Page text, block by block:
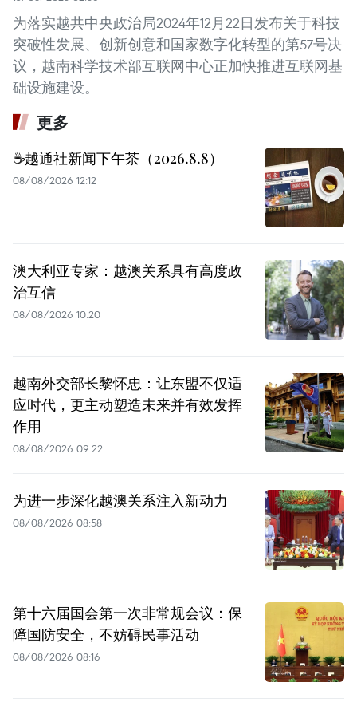
为落实越共中央政治局2024年12月22日发布关于科技
突破性发展、创新创意和国家数字化转型的第57号决
议，越南科学技术部互联网中心正加快推进互联网基
础设施建设。
更多
☕️越通社新闻下午茶（2026.8.8）
08/08/2026 12:12
澳大利亚专家：越澳关系具有高度政
治互信
08/08/2026 10:20
越南外交部长黎怀忠：让东盟不仅适
应时代，更主动塑造未来并有效发挥
作用
08/08/2026 09:22
为进一步深化越澳关系注入新动力
08/08/2026 08:58
第十六届国会第一次非常规会议：保
障国防安全，不妨碍民事活动
08/08/2026 08:16